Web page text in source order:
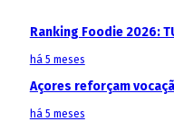
Ranking Foodie 2026:
há 5 meses
Açores reforçam
há 5 meses